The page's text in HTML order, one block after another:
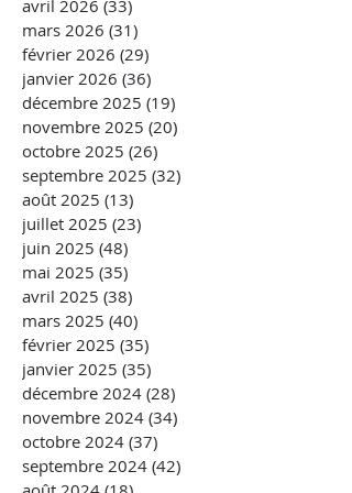
avril 2026 (33)
mars 2026 (31)
février 2026 (29)
janvier 2026 (36)
décembre 2025 (19)
novembre 2025 (20)
octobre 2025 (26)
septembre 2025 (32)
août 2025 (13)
juillet 2025 (23)
juin 2025 (48)
mai 2025 (35)
avril 2025 (38)
mars 2025 (40)
février 2025 (35)
janvier 2025 (35)
décembre 2024 (28)
novembre 2024 (34)
octobre 2024 (37)
septembre 2024 (42)